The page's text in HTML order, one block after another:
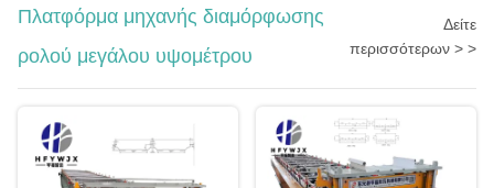
Πλατφόρμα μηχανής διαμόρφωσης
ρολού μεγάλου υψομέτρου
Δείτε
περισσότερων > >